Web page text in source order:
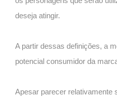
deseja atingir.
A partir dessas definições, a
potencial consumidor da
Apesar parecer relativamente